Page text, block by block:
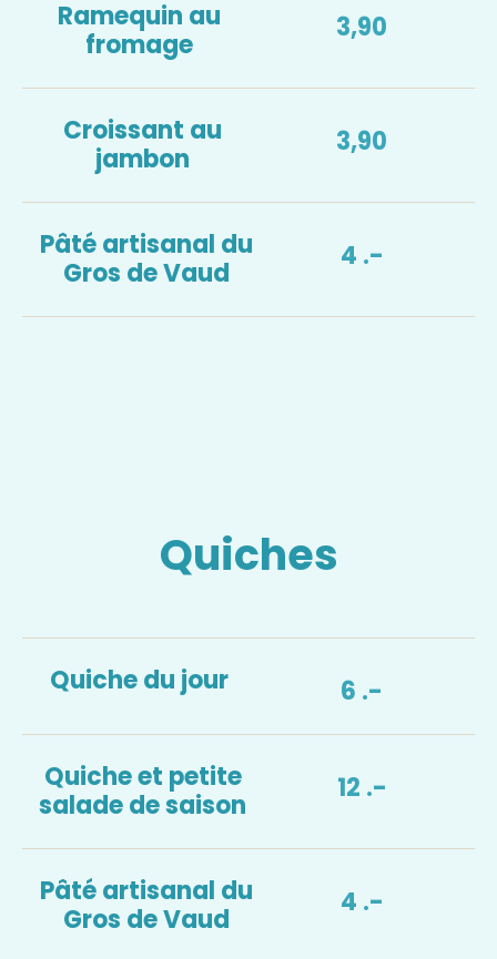
Ramequin au
fromage
3,90
Croissant au
jambon
3,90
Pâté artisanal du
Gros de Vaud
4 .-
Quiches
Quiche du jour 6 .-
Quiche et petite
salade de saison
12 .-
Pâté artisanal du
Gros de Vaud
4 .-